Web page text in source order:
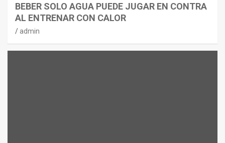
BEBER SOLO AGUA PUEDE JUGAR EN CONTRA
AL ENTRENAR CON CALOR
admin